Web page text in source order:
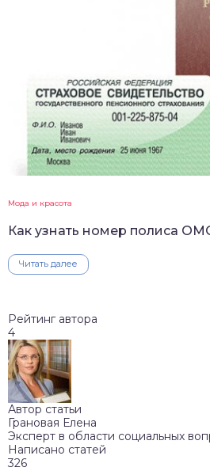
Мода и красота
Как узнать номер полиса
Читать далее
Рейтинг автора
4
Автор статьи
Грановая Елена
Эксперт в области социальных
Написано статей
326